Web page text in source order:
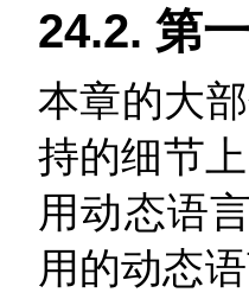
24.2. 第
本章的大
持的细节
用动态语
用的动态